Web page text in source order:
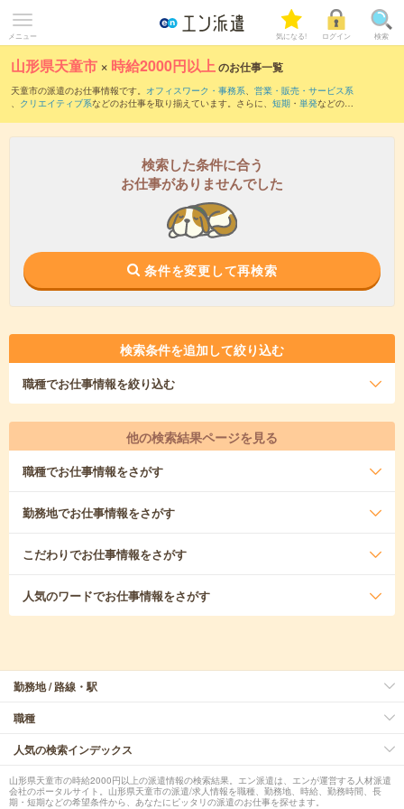
メニュー 気になる! ログイン 検索
山形県天童市 × 時給2000円以上のお仕事一覧
天童市の派遣のお仕事情報です。 オフィスワーク・事務系、 営業・販売・サービス系
、 クリエイティブ系などのお仕事を取り揃えています。さらに、 短期 ・ 単発などの期
検索した条件に合う
お仕事がありませんでした
条件を変更して再検索
検索条件を追加して絞り込む
職種でお仕事情報を絞り込む
他の検索結果ページを見る
職種でお仕事情報をさがす
勤務地でお仕事情報をさがす
こだわりでお仕事情報をさがす
人気のワードでお仕事情報をさがす
勤務地 / 路線・駅
職種
人気の検索インデックス
山形県天童市の時給2000円以上の派遣情報の検索結果。エン派遣は、エンが運営する人材派遣
会社のポータルサイト。山形県天童市の派遣/求人情報を職種、勤務地、時給、勤務時間、長
期・短期などの希望条件から、あなたにピッタリの派遣のお仕事を探せます。